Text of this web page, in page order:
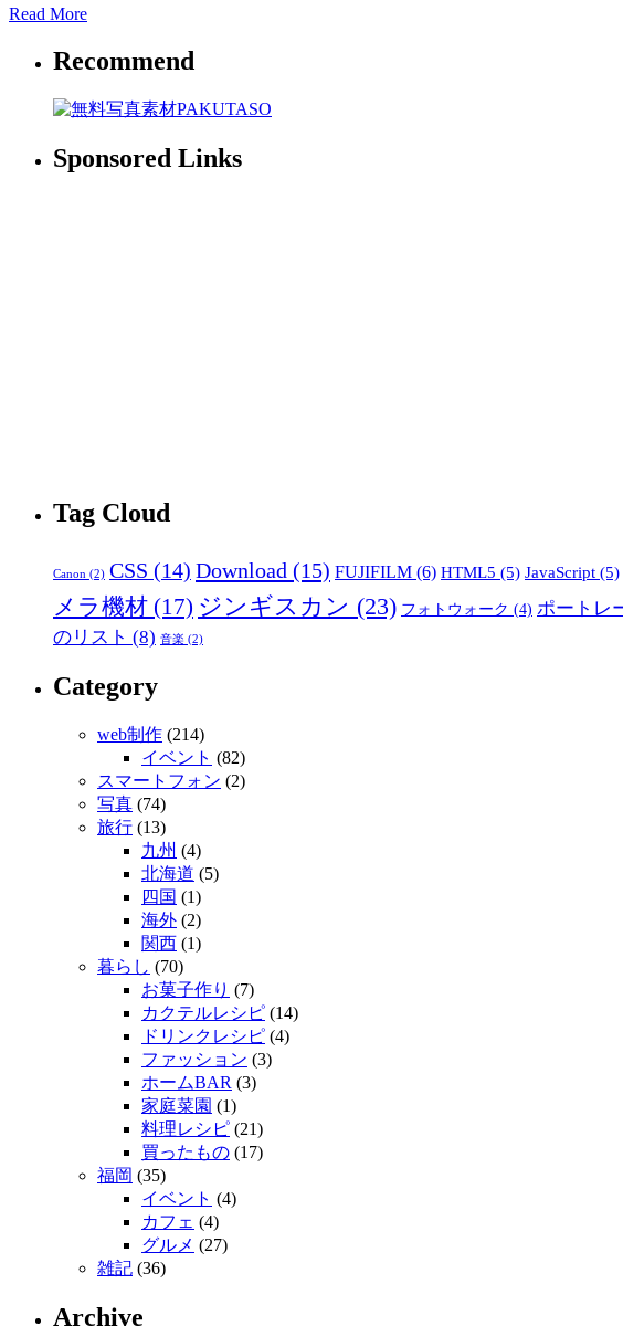
Read More
Recommend
Sponsored Links
Tag Cloud
Canon (2) CSS (14) Download (15) FUJIFILM (6) HTML5 (5) JavaScript (5)
メラ機材 (17) ジンギスカン (23) フォトウォーク (4) ポートレ
のリスト (8) 音楽 (2)
Category
web制作 (214)
イベント (82)
スマートフォン (2)
写真 (74)
旅行 (13)
九州 (4)
北海道 (5)
四国 (1)
海外 (2)
関西 (1)
暮らし (70)
お菓子作り (7)
カクテルレシピ (14)
ドリンクレシピ (4)
ファッション (3)
ホームBAR (3)
家庭菜園 (1)
料理レシピ (21)
買ったもの (17)
福岡 (35)
イベント (4)
カフェ (4)
グルメ (27)
雑記 (36)
Archive